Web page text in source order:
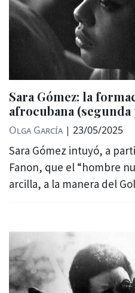
Sara Gómez: la
afrocubana
Olga García | 23/05/2025
Sara Gómez intuyó, a
Fanon, que el “hombre
arcilla, a la manera del